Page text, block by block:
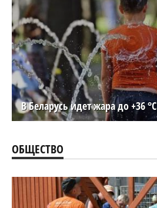
В Беларусь идет жара до +36 °C
ОБЩЕСТВО